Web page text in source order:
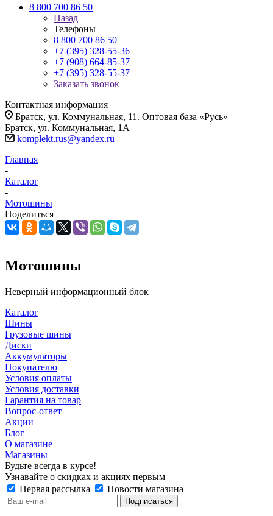
8 800 700 86 50
Назад
Телефоны
8 800 700 86 50
+7 (395) 328-55-36
+7 (908) 664-85-37
+7 (395) 328-55-37
Заказать звонок
Контактная информация
Братск, ул. Коммунальная, 11. Оптовая база «Русь»
Братск, ул. Коммунальная, 1А
komplekt.rus@yandex.ru
Главная
-
Каталог
-
Мотошины
Поделиться
Мотошины
Неверный информационный блок
Каталог
Шины
Грузовые шины
Диски
Аккумуляторы
Покупателю
Условия оплаты
Условия доставки
Гарантия на товар
Вопрос-ответ
Акции
Блог
О магазине
Магазины
Будьте всегда в курсе!
Узнавайте о скидках и акциях первым
Первая рассылка
Новости магазина